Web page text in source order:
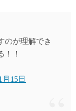
のが理解でき
！！
月15日